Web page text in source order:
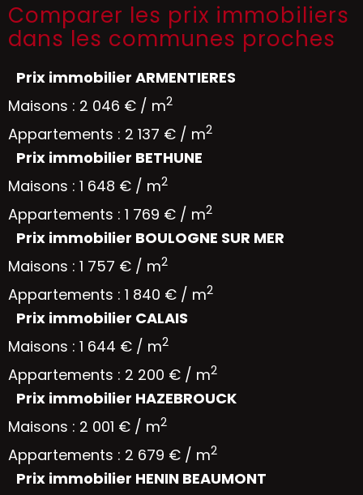
Comparer les prix immobiliers
dans les communes proches
Prix immobilier ARMENTIERES
Maisons : 2 046 € / m2
Appartements : 2 137 € / m2
Prix immobilier BETHUNE
Maisons : 1 648 € / m2
Appartements : 1 769 € / m2
Prix immobilier BOULOGNE SUR MER
Maisons : 1 757 € / m2
Appartements : 1 840 € / m2
Prix immobilier CALAIS
Maisons : 1 644 € / m2
Appartements : 2 200 € / m2
Prix immobilier HAZEBROUCK
Maisons : 2 001 € / m2
Appartements : 2 679 € / m2
Prix immobilier HENIN BEAUMONT